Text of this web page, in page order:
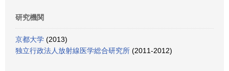
研究機関
京都大学 (2013)
独立行政法人放射線医学総合研究所 (2011-2012)